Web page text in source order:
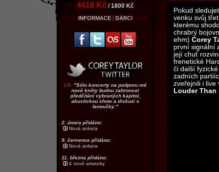
4416 Kč/ 1800 Kč
INFORMACE DÁRCI
1/5:"Sólo koncerty na podporu mé
nové knihy budou zahrnovat
předčítání vybraných kapitol,
akustickou show a diskuzi s
fanoušky."
2. února přidáno:
Nová anketa
9. července přidáno:
Nová anketa
11. března přidáno:
4 nové artworky
Pokud
venku svůj
kterému
chrabrý
ehm) Corey
první signální
její chuť
frenetické
či další
zadních
zveřejnili i live
Louder Than